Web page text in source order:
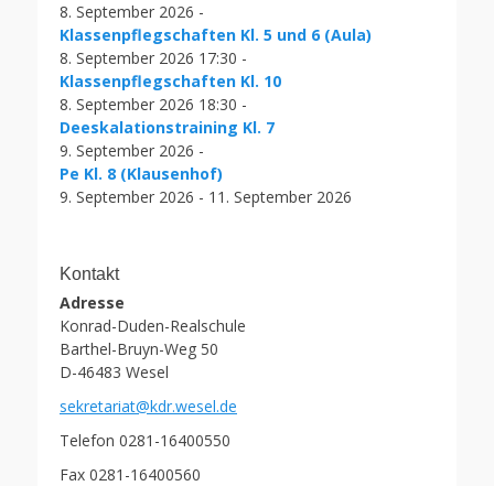
8. September 2026 -
Klassenpflegschaften Kl. 5 und 6 (Aula)
8. September 2026 17:30 -
Klassenpflegschaften Kl. 10
8. September 2026 18:30 -
Deeskalationstraining Kl. 7
9. September 2026 -
Pe Kl. 8 (Klausenhof)
9. September 2026 - 11. September 2026
Kontakt
Adresse
Konrad-Duden-Realschule
Barthel-Bruyn-Weg 50
D-46483 Wesel
sekretariat@kdr.wesel.de
Telefon 0281-16400550
Fax 0281-16400560